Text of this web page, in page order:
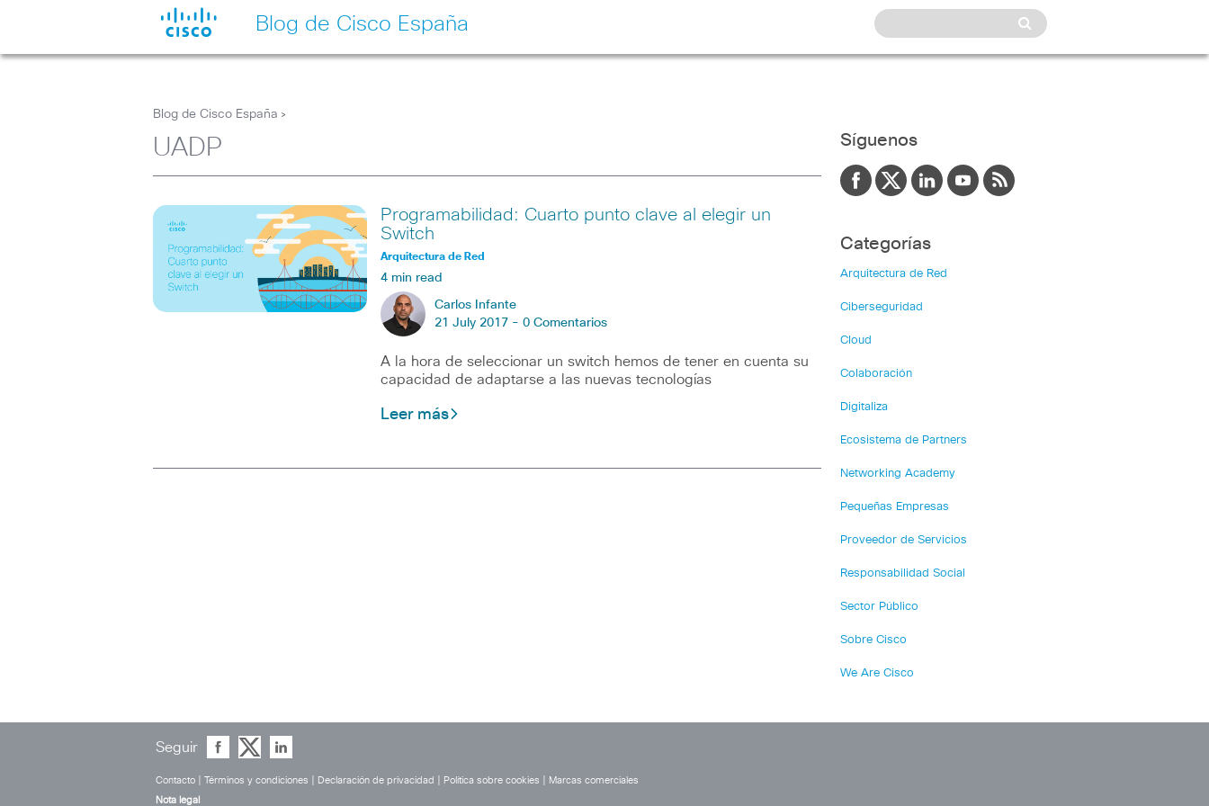
Blog de Cisco España
Blog de Cisco España >
UADP
Programabilidad: Cuarto punto clave al elegir un
Switch
Arquitectura de Red
4 min read
Carlos Infante
21 July 2017 - 0 Comentarios
A la hora de seleccionar un switch hemos de tener en cuenta su
capacidad de adaptarse a las nuevas tecnologías
Leer más
Síguenos
Categorías
Arquitectura de Red
Ciberseguridad
Cloud
Colaboración
Digitaliza
Ecosistema de Partners
Networking Academy
Pequeñas Empresas
Proveedor de Servicios
Responsabilidad Social
Sector Público
Sobre Cisco
We Are Cisco
Seguir
Contacto| Términos y condiciones Declaración de privacidad Política sobre cookies
Marcas comerciales
Nota legal